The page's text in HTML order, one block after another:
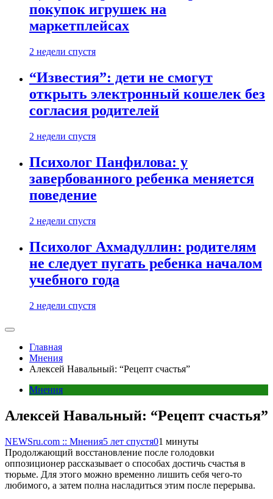
покупок игрушек на
маркетплейсах
2 недели спустя
“Известия”: дети не смогут
открыть электронный кошелек без
согласия родителей
2 недели спустя
Психолог Панфилова: у
завербованного ребенка меняется
поведение
2 недели спустя
Психолог Ахмадуллин: родителям
не следует пугать ребенка началом
учебного года
2 недели спустя
Главная
Мнения
Алексей Навальный: “Рецепт счастья”
Мнения
Алексей Навальный: “Рецепт счастья”
NEWSru.com :: Мнения5 лет спустя01 минуты
Продолжающий восстановление после голодовки
оппозиционер рассказывает о способах достичь счастья в
тюрьме. Для этого можно временно лишить себя чего-то
любимого, а затем полна насладиться этим после перерыва.